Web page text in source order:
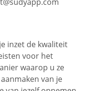
inzet de kwaliteit
voor het
waarop u ze
van je